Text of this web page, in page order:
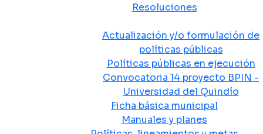
Resoluciones
Actualización y/o formulación de
políticas públicas
Políticas públicas en ejecución
Convocatoria 14 proyecto BPIN -
Universidad del Quindío
Ficha básica municipal
Manuales y planes